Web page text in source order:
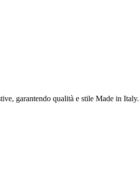
garantendo qualità e stile Made in Italy.